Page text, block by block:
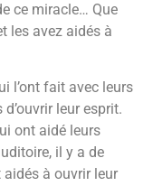
ce miracle… Que
les avez aidés à
l’ont fait avec leurs
leur esprit.
ont aidé leurs
il y a de
à ouvrir leur